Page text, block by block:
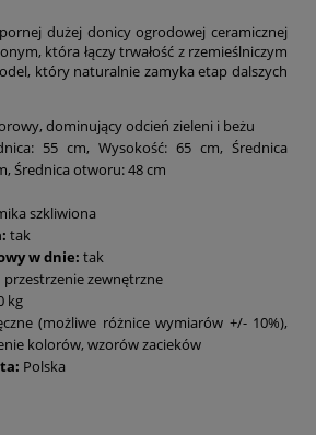
dużej donicy ogrodowej ceramicznej
która łączy trwałość z rzemieślniczym
który naturalnie zamyka etap dalszych
dominujący odcień zieleni i beżu
55 cm, Wysokość: 65 cm, Średnica
Średnica otworu: 48 cm
szkliwiona
tak
w dnie: tak
przestrzenie zewnętrzne
kg
(możliwe różnice wymiarów +/- 10%),
kolorów, wzorów zacieków
Polska